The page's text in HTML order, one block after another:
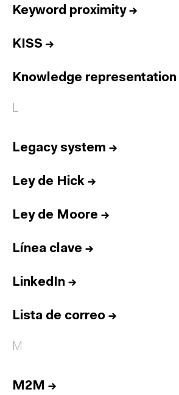
Keyword proximity→
KISS →
Knowledge representation
L
Legacy system →
Ley de Hick →
Ley de Moore →
Línea clave →
LinkedIn →
Lista de correo →
M
M2M →